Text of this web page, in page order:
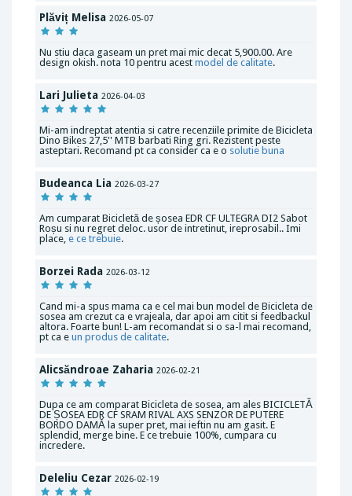
Plăviț Melisa 2026-05-07
Nu stiu daca gaseam un pret mai mic decat 5,900.00. Are
design okish. nota 10 pentru acest model de calitate.
Lari Julieta 2026-04-03
Mi-am indreptat atentia si catre recenziile primite de Bicicleta
Dino Bikes 27,5'' MTB barbati Ring gri. Rezistent peste
asteptari. Recomand pt ca consider ca e o solutie buna
Budeanca Lia 2026-03-27
Am cumparat Bicicletă de șosea EDR CF ULTEGRA DI2 Sabot
Roșu si nu regret deloc. usor de intretinut, ireprosabil.. Imi
place, e ce trebuie.
Borzei Rada 2026-03-12
Cand mi-a spus mama ca e cel mai bun model de Bicicleta de
sosea am crezut ca e vrajeala, dar apoi am citit si feedbackul
altora. Foarte bun! L-am recomandat si o sa-l mai recomand,
pt ca e un produs de calitate.
Alicsăndroae Zaharia 2026-02-21
Dupa ce am comparat Bicicleta de sosea, am ales BICICLETĂ
DE ȘOSEA EDR CF SRAM RIVAL AXS SENZOR DE PUTERE
BORDO DAMĂ la super pret, mai ieftin nu am gasit. E
splendid, merge bine. E ce trebuie 100%, cumpara cu
incredere.
Deleliu Cezar 2026-02-19